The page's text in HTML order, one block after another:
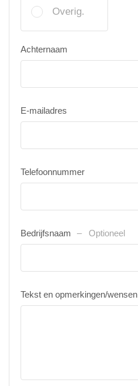
Overig.
Achternaam
E-mailadres
Telefoonnummer
Bedrijfsnaam Optioneel
Tekst en opmerkingen/wensen